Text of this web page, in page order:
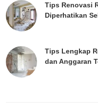
Tips Renovasi
Diperhatikan
Tips Lengkap
dan Anggaran